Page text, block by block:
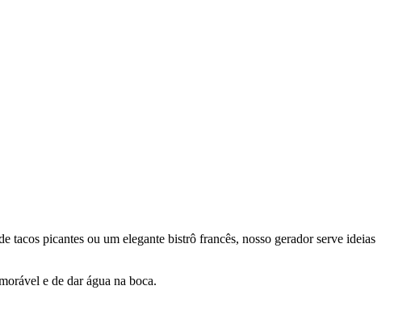
tacos picantes ou um elegante bistrô francês, nosso gerador serve ideias
e de dar água na boca.